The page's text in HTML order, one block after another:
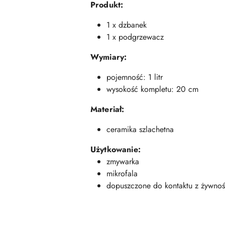
Produkt:
1 x dzbanek
1 x podgrzewacz
Wymiary:
pojemność: 1 litr
wysokość kompletu: 20 cm
Materiał:
ceramika szlachetna
Użytkowanie:
zmywarka
mikrofala
dopuszczone do kontaktu z